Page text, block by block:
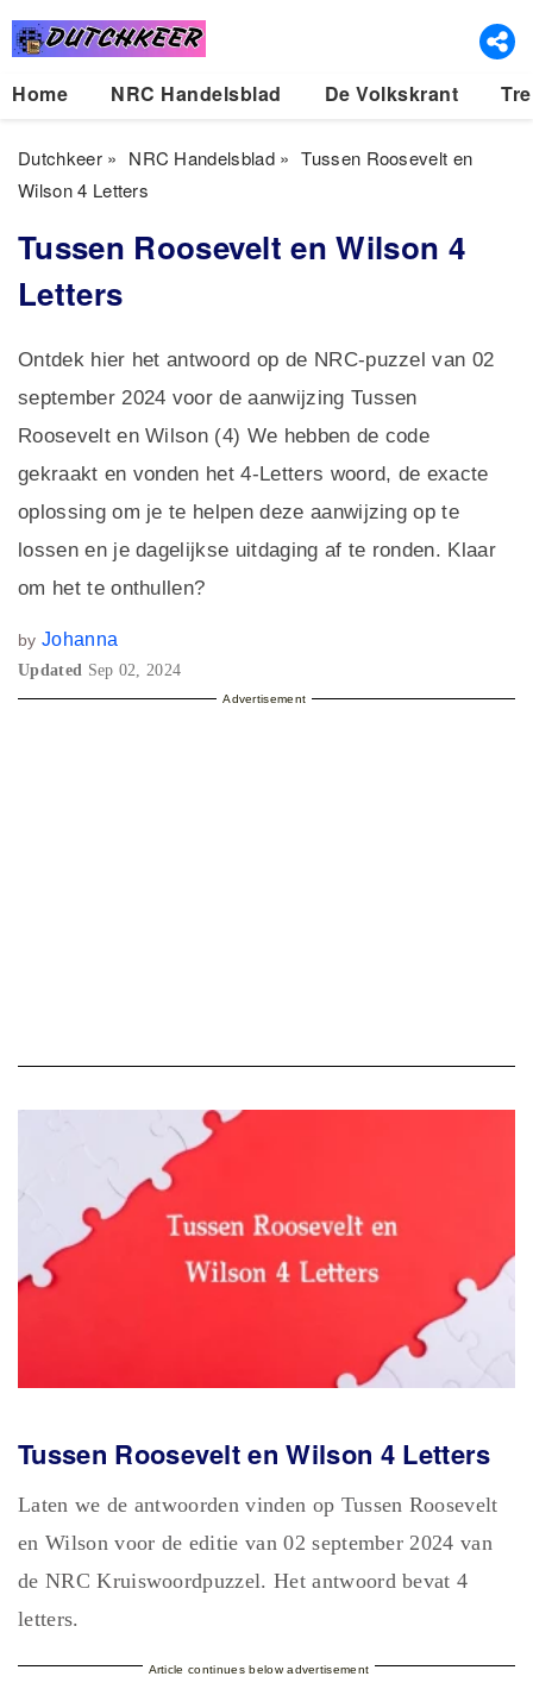
Home NRC Handelsblad De Volkskrant
Dutchkeer» NRC Handelsblad » Tussen Roosevelt en
Wilson 4 Letters
Tussen Roosevelt en Wilson 4
Letters
Ontdek hier het antwoord op de NRC-puzzel van 02
september 2024 voor de aanwijzing Tussen
Roosevelt en Wilson (4) We hebben de code
gekraakt en vonden het 4-Letters woord, de exacte
oplossing om je te helpen deze aanwijzing op te
lossen en je dagelijkse uitdaging af te ronden. Klaar
om het te onthullen?
by Johanna
Updated Sep 02, 2024
Advertisement
Tussen Roosevelt en Wilson 4 Letters
Laten we de antwoorden vinden op Tussen Roosevelt
en Wilson voor de editie van 02 september 2024 van
de NRC Kruiswoordpuzzel. Het antwoord bevat 4
letters.
Article continues below advertisement